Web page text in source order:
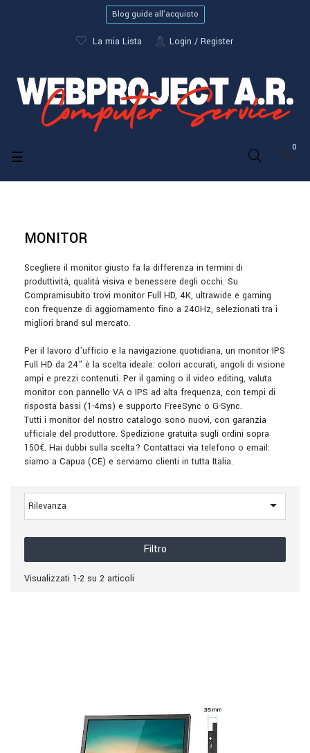
Blog guide all'acquisto
La mia Lista Login Register
0
navigazione
☰
MONITOR
Scegliere il monitor giusto fa la differenza in termini di
produttività, qualità visiva e benessere degli occhi. Su
Compramisubito trovi monitor Full HD, 4K, ultrawide e gaming
con frequenze di aggiornamento fino a 240Hz, selezionati tra i
migliori brand sul mercato.
Per il lavoro d'ufficio e la navigazione quotidiana, un monitor IPS
Full HD da 24" è la scelta ideale: colori accurati, angoli di visione
ampi e prezzi contenuti. Per il gaming o il video editing, valuta
monitor con pannello VA o IPS ad alta frequenza, con tempi di
risposta bassi (1-4ms) e supporto FreeSync o G-Sync.
Tutti i monitor del nostro catalogo sono nuovi, con garanzia
ufficiale del produttore. Spedizione gratuita sugli ordini sopra
150€. Hai dubbi sulla scelta? Contattaci via telefono o email:
siamo a Capua (CE) e serviamo clienti in tutta Italia.
Rilevanza 
Filtro
Visualizzati 1-2 su 2 articoli